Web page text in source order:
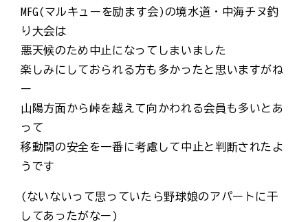
MFG(マルキューを励ます会)の境水道・中海チヌ釣
り大会は
悪天候のため中止になってしまいました
楽しみにしておられる方も多かったと思いますがね
ー
山陽方面から峠を越えて向かわれる会員も多いとあ
って
移動間の安全を一番に考慮して中止と判断されたよ
うです
(ないないって思っていたら野球娘のアパートに干
してあったがなー)